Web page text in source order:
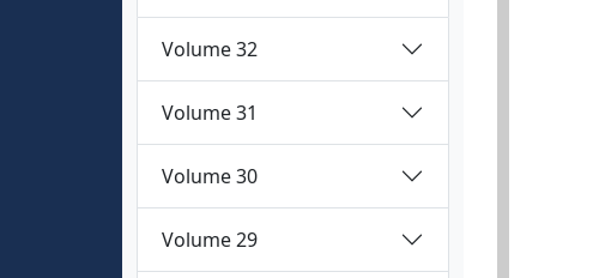
Volume 32
Volume 31
Volume 30
Volume 29